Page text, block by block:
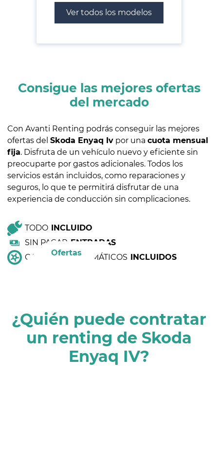
Ver todos los modelos
Ofertas
Consigue las mejores ofertas
del mercado
Con Avanti Renting podrás conseguir las mejores
ofertas del Skoda Enyaq Iv por una cuota mensual
fija. Disfruta de un vehículo nuevo y eficiente sin
preocuparte por gastos adicionales. Todos los
servicios están incluidos, como reparaciones y
seguros, lo que te permitirá disfrutar de una
experiencia de conducción sin complicaciones.
TODO
INCLUIDO
SIN PAGAR ENTRADAS
CAMBIO DE NEUMÁTICOS
INCLUIDOS
¿Quién puede contratar
un renting de Skoda
Enyaq IV?